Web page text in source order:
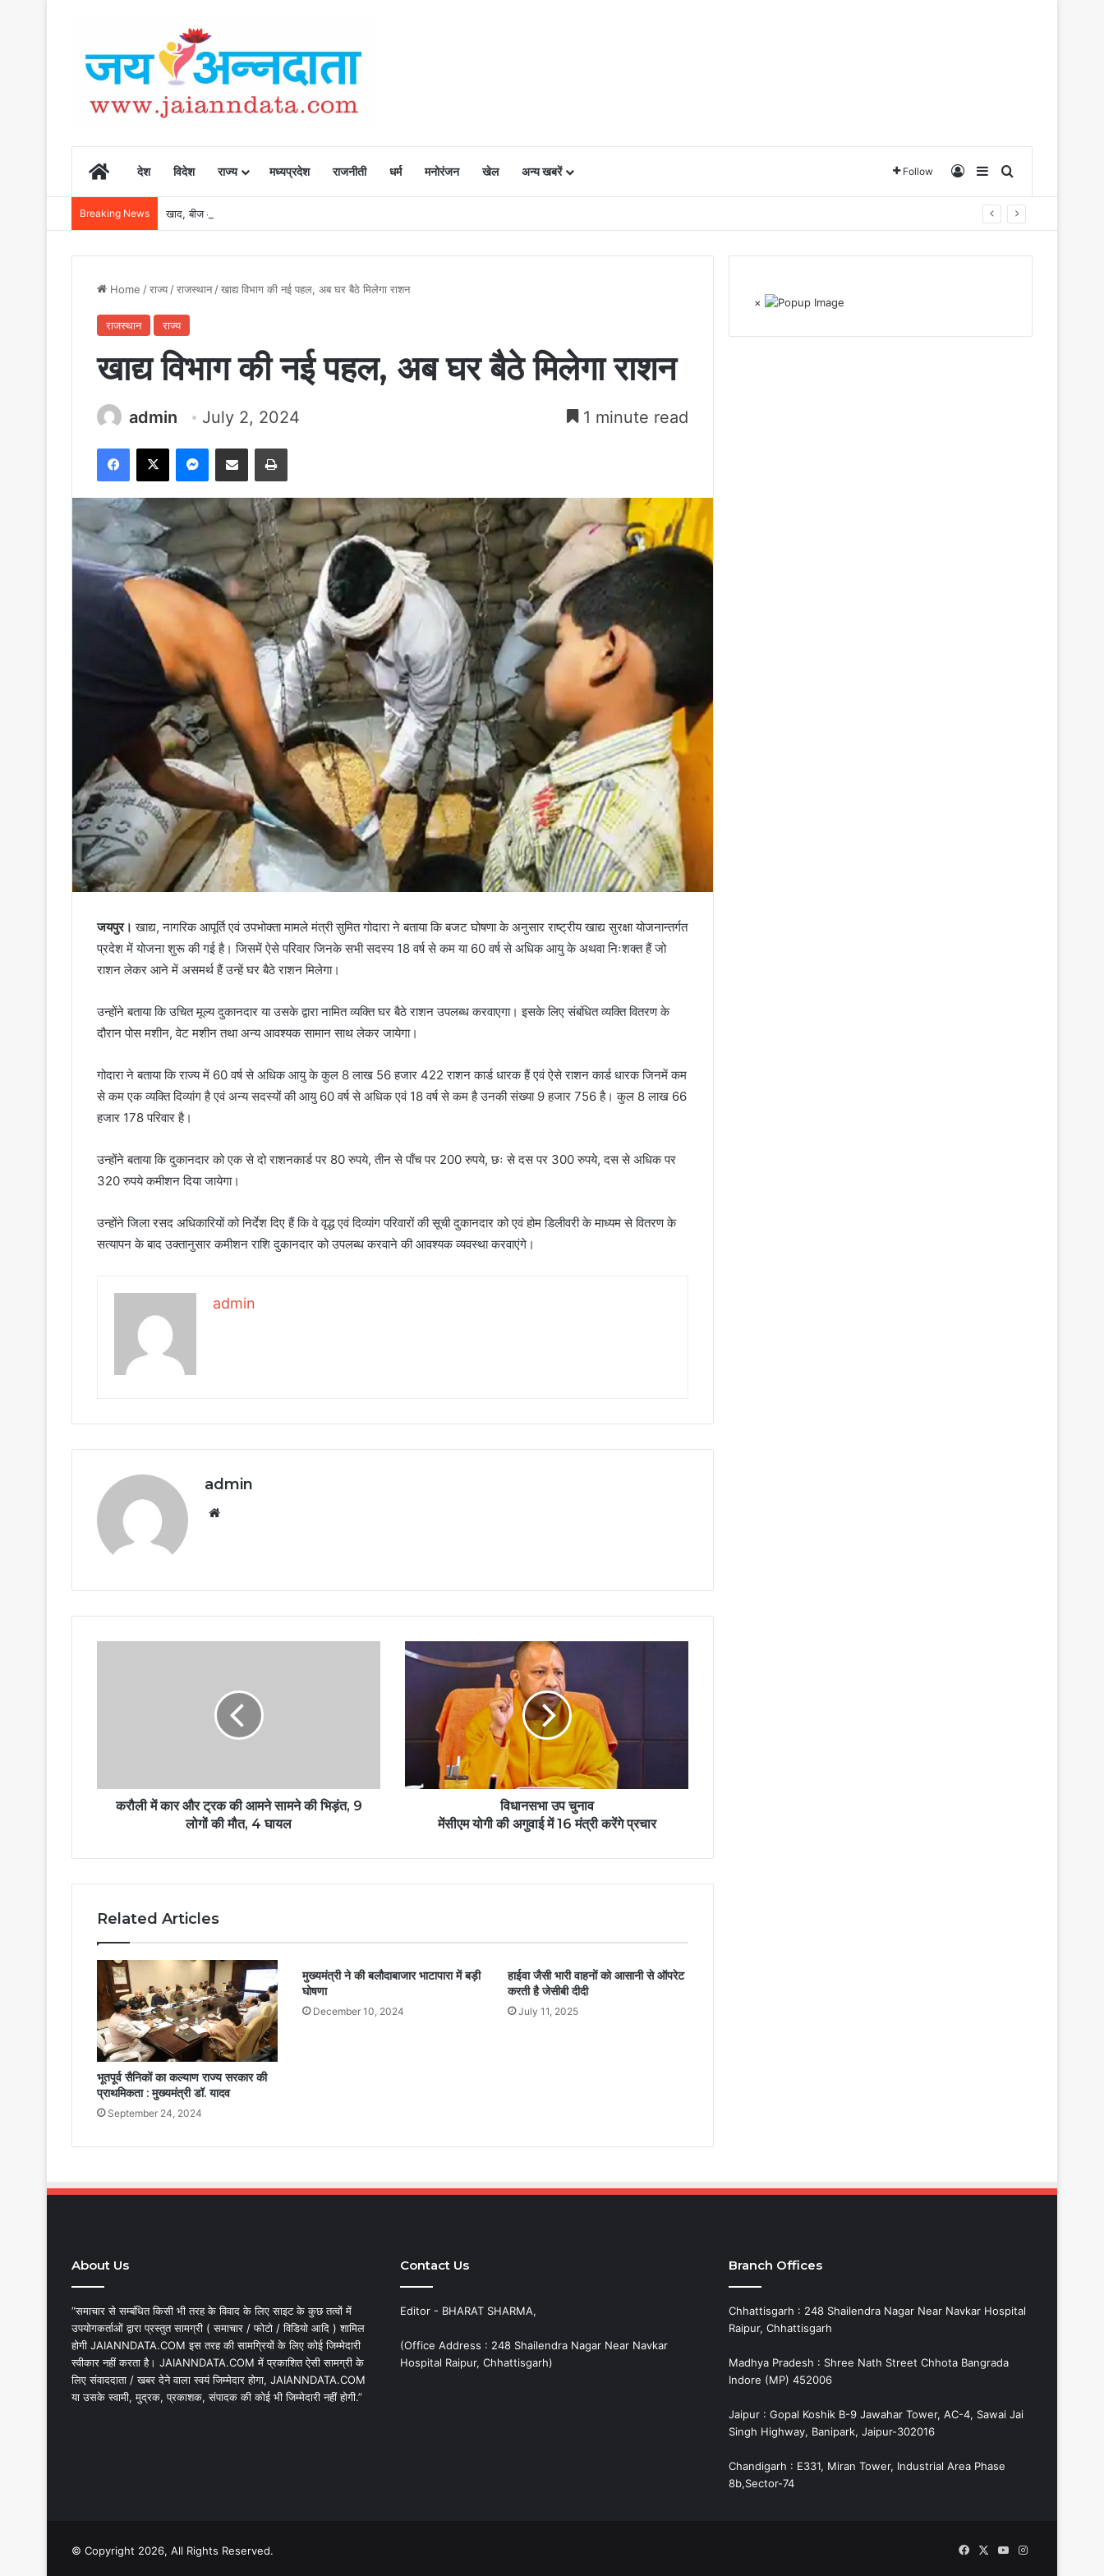
Homeदेश विदेश राज्य मध्यप्रदेश राजनीती धर्म मनोरंजन खेल अन्य खबरें Follow Log InSidebarSearch for
Breaking News खाद, बीज और उर्वरकों की समय पर उपलब्धता से किसानों में उत्साह, नैनो डीएपी और नैनो यूरिया बने किसानों के भरोसेमंद कृषि साथी…..
Home /राज्य/राजस्थान/खाद्य विभाग की नई पहल, अब घर बैठे मिलेगा राशन
राजस्थान राज्य
खाद्य विभाग की नई पहल, अब घर बैठे मिलेगा राशन
admin July 2, 2024 1 minute read
Facebook
X Messenger
Share via Email Print
जयपुर। खाद्य, नागरिक आपूर्ति एवं उपभोक्ता मामले मंत्री सुमित गोदारा ने बताया कि बजट घोषणा के अनुसार राष्ट्रीय खाद्य सुरक्षा योजनान्तर्गत
प्रदेश में योजना शुरू की गई है। जिसमें ऐसे परिवार जिनके सभी सदस्य 18 वर्ष से कम या 60 वर्ष से अधिक आयु के अथवा निःशक्त हैं जो
राशन लेकर आने में असमर्थ हैं उन्हें घर बैठे राशन मिलेगा।
उन्होंने बताया कि उचित मूल्य दुकानदार या उसके द्वारा नामित व्यक्ति घर बैठे राशन उपलब्ध करवाएगा। इसके लिए संबंधित व्यक्ति वितरण के
दौरान पोस मशीन, वेट मशीन तथा अन्य आवश्यक सामान साथ लेकर जायेगा।
गोदारा ने बताया कि राज्य में 60 वर्ष से अधिक आयु के कुल 8 लाख 56 हजार 422 राशन कार्ड धारक हैं एवं ऐसे राशन कार्ड धारक जिनमें कम
से कम एक व्यक्ति दिव्यांग है एवं अन्य सदस्यों की आयु 60 वर्ष से अधिक एवं 18 वर्ष से कम है उनकी संख्या 9 हजार 756 है। कुल 8 लाख 66
हजार 178 परिवार है।
उन्होंने बताया कि दुकानदार को एक से दो राशनकार्ड पर 80 रुपये, तीन से पाँच पर 200 रुपये, छः से दस पर 300 रुपये, दस से अधिक पर
320 रुपये कमीशन दिया जायेगा।
उन्होंने जिला रसद अधिकारियों को निर्देश दिए हैं कि वे वृद्ध एवं दिव्यांग परिवारों की सूची दुकानदार को एवं होम डिलीवरी के माध्यम से वितरण के
सत्यापन के बाद उक्तानुसार कमीशन राशि दुकानदार को उपलब्ध करवाने की आवश्यक व्यवस्था करवाएंगे।
admin
admin
करौली में कार और ट्रक की आमने सामने की भिड़ंत, 9
लोगों की मौत, 4 घायल
विधानसभा उप चुनाव
मेंसीएम योगी की अगुवाई में 16 मंत्री करेंगे प्रचार
Related Articles
भूतपूर्व सैनिकों का कल्याण राज्य सरकार की
प्राथमिकता : मुख्यमंत्री डॉ. यादव
September 24, 2024
मुख्यमंत्री ने की बलौदाबाजार भाटापारा में बड़ी
घोषणा
December 10, 2024
हाईवा जैसी भारी वाहनों को आसानी से ऑपरेट
करती है जेसीबी दीदी
July 11, 2025
×
About Us
“समाचार से सम्बंधित किसी भी तरह के विवाद के लिए साइट के कुछ तत्वों में
उपयोगकर्ताओं द्वारा प्रस्तुत सामग्री ( समाचार / फोटो / विडियो आदि ) शामिल
होगी JAIANNDATA.COM इस तरह की सामग्रियों के लिए कोई जिम्मेदारी
स्वीकार नहीं करता है। JAIANNDATA.COM में प्रकाशित ऐसी सामग्री के
लिए संवाददाता / खबर देने वाला स्वयं जिम्मेदार होगा, JAIANNDATA.COM
या उसके स्वामी, मुद्रक, प्रकाशक, संपादक की कोई भी जिम्मेदारी नहीं होगी.”
Contact Us
Editor - BHARAT SHARMA,
(Office Address : 248 Shailendra Nagar Near Navkar
Hospital Raipur, Chhattisgarh)
Branch Offices
Chhattisgarh : 248 Shailendra Nagar Near Navkar Hospital
Raipur, Chhattisgarh
Madhya Pradesh : Shree Nath Street Chhota Bangrada
Indore (MP) 452006
Jaipur : Gopal Koshik B-9 Jawahar Tower, AC-4, Sawai Jai
Singh Highway, Banipark, Jaipur-302016
Chandigarh : E331, Miran Tower, Industrial Area Phase
8b,Sector-74
© Copyright 2026, All Rights Reserved. Facebook
X YouTubeInstagram